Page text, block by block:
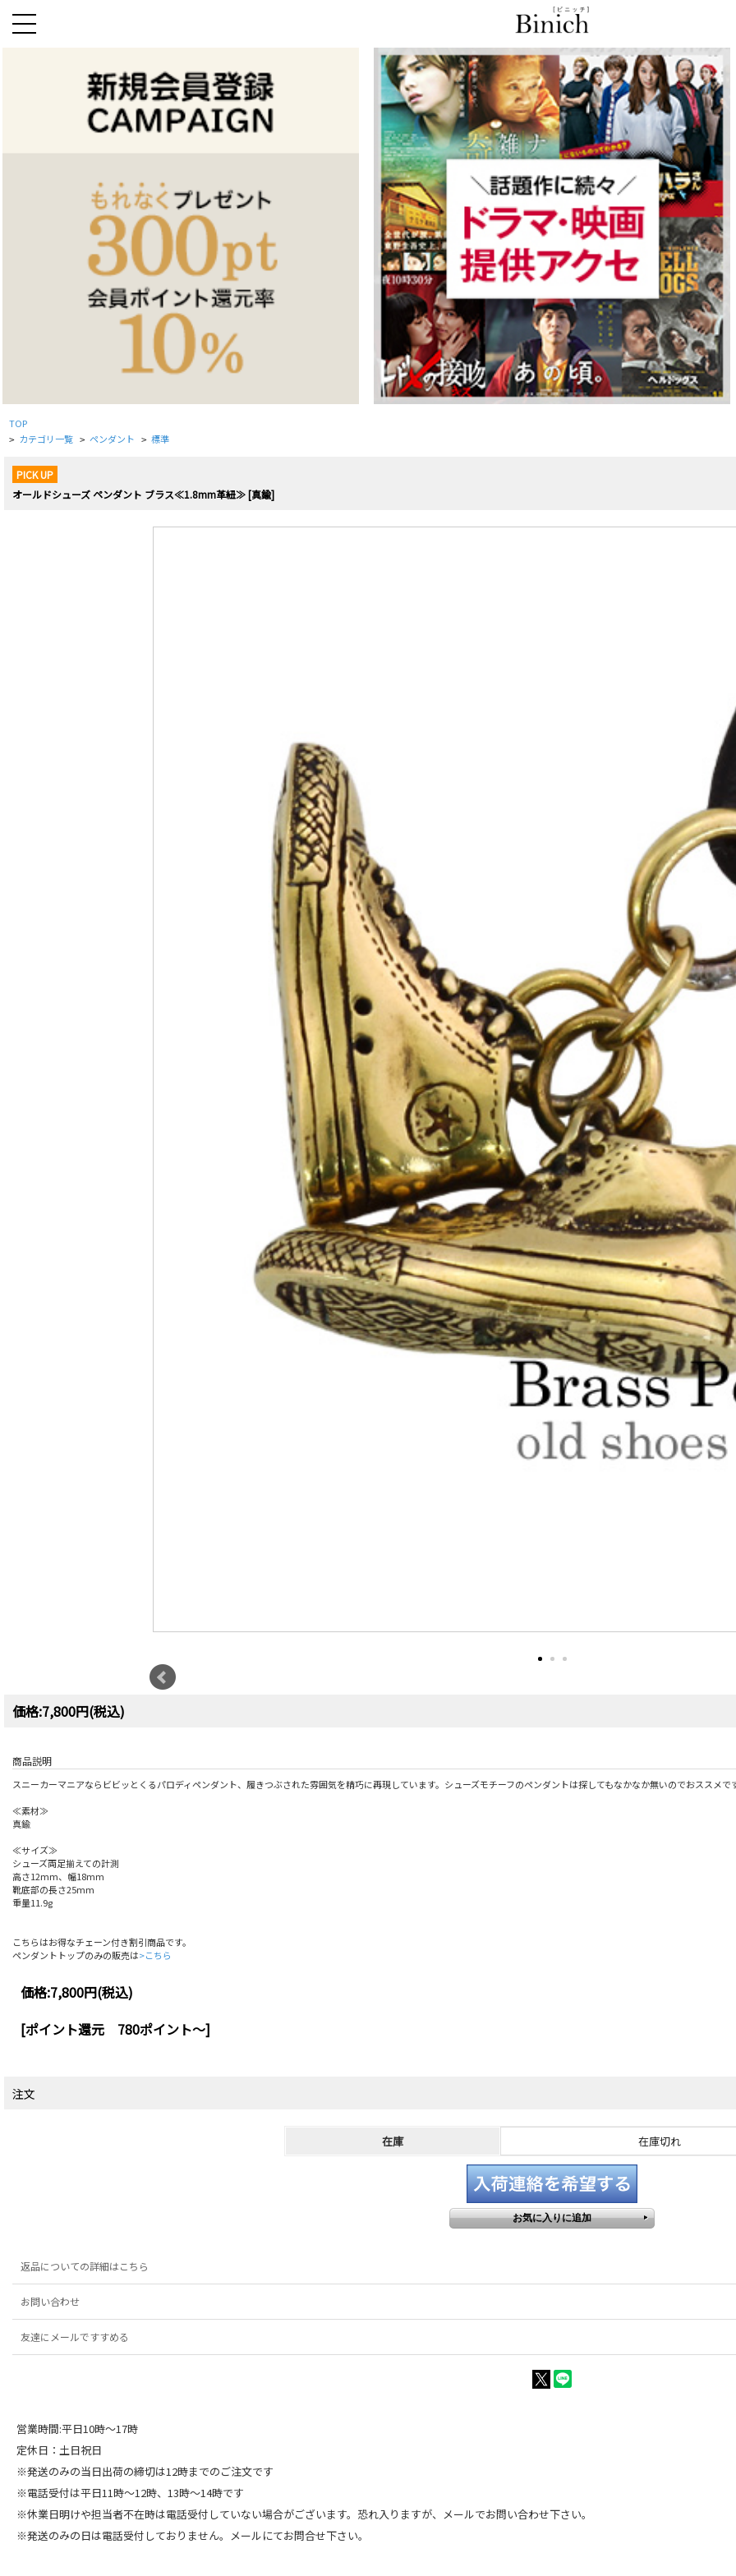
TOP
> カテゴリ一覧 > ペンダント > 標準
PICK UP
オールドシューズ ペンダント ブラス≪1.8mm革紐≫ [真鍮]
価格:7,800円(税込)
商品説明
スニーカーマニアならビビッとくるパロディペンダント、履きつぶされた雰囲気を精巧に再現しています。シューズモチーフのペンダントは探してもなかなか無いのでおススメで
≪素材≫
真鍮
≪サイズ≫
シューズ両足揃えての計測
高さ12mm、幅18mm
靴底部の長さ25mm
重量11.9g
こちらはお得なチェーン付き割引商品です。
ペンダントトップのみの販売は>こちら
価格:7,800円(税込)
[ポイント還元 780ポイント～]
注文
在庫 在庫切れ
返品についての詳細はこちら
お問い合わせ
友達にメールですすめる
営業時間:平日10時～17時
定休日：土日祝日
※発送のみの当日出荷の締切は12時までのご注文です
※電話受付は平日11時～12時、13時～14時です
※休業日明けや担当者不在時は電話受付していない場合がございます。恐れ入りますが、メールでお問い合わせ下さい。
※発送のみの日は電話受付しておりません。メールにてお問合せ下さい。